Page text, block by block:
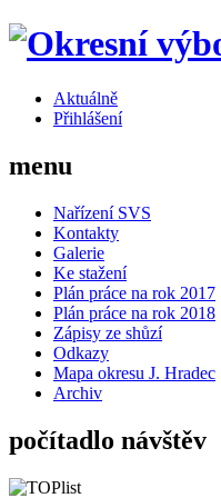
Aktuálně
Přihlášení
menu
Nařízení SVS
Kontakty
Galerie
Ke stažení
Plán práce na rok 2017
Plán práce na rok 2018
Zápisy ze shůzí
Odkazy
Mapa okresu J. Hradec
Archiv
počítadlo návštěv